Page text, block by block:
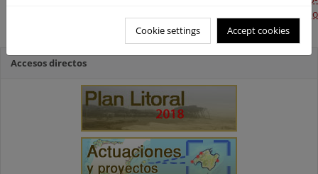
2016. Consolidación de acantilado al norte del Paseo
Marítimo de Portbou (Próxima ejecución)
Accesos directos
Cookie settings Accept cookies